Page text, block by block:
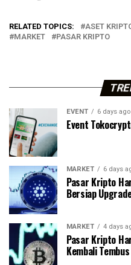
RELATED TOPICS: ASET
MARKET
PASAR KRIPTO
EVENT 6 days ago
Event
MARKET 6 days
Pasar Kripto
Bersiap
MARKET 4 days
Pasar Kripto
Kembali